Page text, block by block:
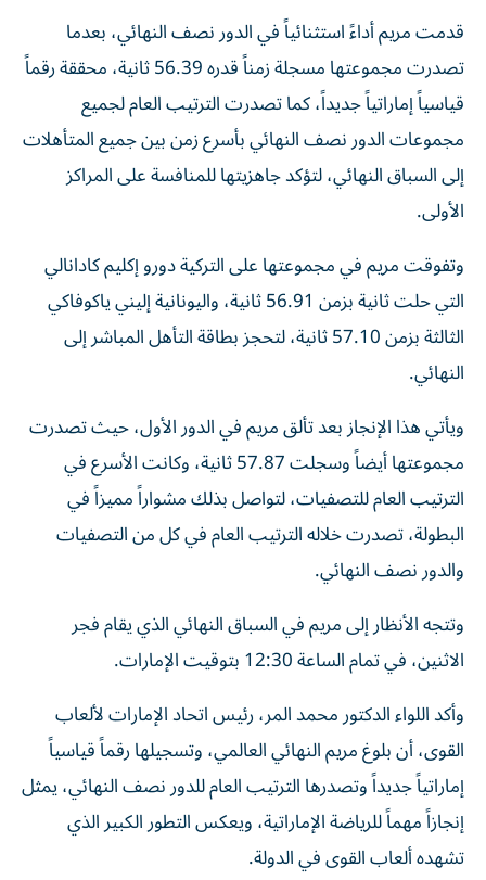
قدمت مريم أداءً استثنائياً في الدور نصف النهائي، بعدما
تصدرت مجموعتها مسجلة زمناً قدره 56.39 ثانية، محققة رقماً
قياسياً إماراتياً جديداً، كما تصدرت الترتيب العام لجميع
مجموعات الدور نصف النهائي بأسرع زمن بين جميع المتأهلات
إلى السباق النهائي، لتؤكد جاهزيتها للمنافسة على المراكز
الأولى.
وتفوقت مريم في مجموعتها على التركية دورو إكليم كادانالي
التي حلت ثانية بزمن 56.91 ثانية، واليونانية إليني ياكوفاكي
الثالثة بزمن 57.10 ثانية، لتحجز بطاقة التأهل المباشر إلى
النهائي.
ويأتي هذا الإنجاز بعد تألق مريم في الدور الأول، حيث تصدرت
مجموعتها أيضاً وسجلت 57.87 ثانية، وكانت الأسرع في
الترتيب العام للتصفيات، لتواصل بذلك مشواراً مميزاً في
البطولة، تصدرت خلاله الترتيب العام في كل من التصفيات
والدور نصف النهائي.
وتتجه الأنظار إلى مريم في السباق النهائي الذي يقام فجر
الاثنين، في تمام الساعة 12:30 بتوقيت الإمارات.
وأكد اللواء الدكتور محمد المر، رئيس اتحاد الإمارات لألعاب
القوى، أن بلوغ مريم النهائي العالمي، وتسجيلها رقماً قياسياً
إماراتياً جديداً وتصدرها الترتيب العام للدور نصف النهائي، يمثل
إنجازاً مهماً للرياضة الإماراتية، ويعكس التطور الكبير الذي
تشهده ألعاب القوى في الدولة.